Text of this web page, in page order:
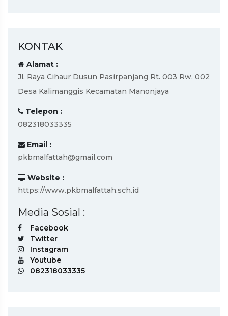
KONTAK
Alamat :
Jl. Raya Cihaur Dusun Pasirpanjang Rt. 003 Rw. 002
Desa Kalimanggis Kecamatan Manonjaya
Telepon :
082318033335
Email :
pkbmalfattah@gmail.com
Website :
https://www.pkbmalfattah.sch.id
Media Sosial :
Facebook
Twitter
Instagram
Youtube
082318033335